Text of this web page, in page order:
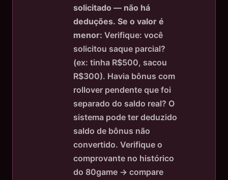
solicitado — não há
deduções. Se o valor é
menor: Verifique: você
solicitou saque parcial?
(ex: tinha R$500, sacou
R$300). Havia bônus com
rollover pendente que foi
separado do saldo real? O
sistema pode ter deduzido
saldo de bônus não
convertido. Verifique o
comprovante no histórico
do 80game → compare